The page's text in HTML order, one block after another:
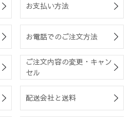
お支払い方法
お電話でのご注文方法
ご注文内容の変更・キャン
セル
配送会社と送料